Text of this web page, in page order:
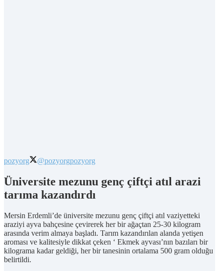
pozyorg @pozyorgpozyorg
Üniversite mezunu genç çiftçi atıl arazi
tarıma kazandırdı
Mersin Erdemli’de üniversite mezunu genç çiftçi atıl vaziyetteki
araziyi ayva bahçesine çevirerek her bir ağaçtan 25-30 kilogram
arasında verim almaya başladı. Tarım kazandırılan alanda yetişen
aroması ve kalitesiyle dikkat çeken ‘ Ekmek ayvası’nın bazıları bir
kilograma kadar geldiği, her bir tanesinin ortalama 500 gram olduğu
belirtildi.